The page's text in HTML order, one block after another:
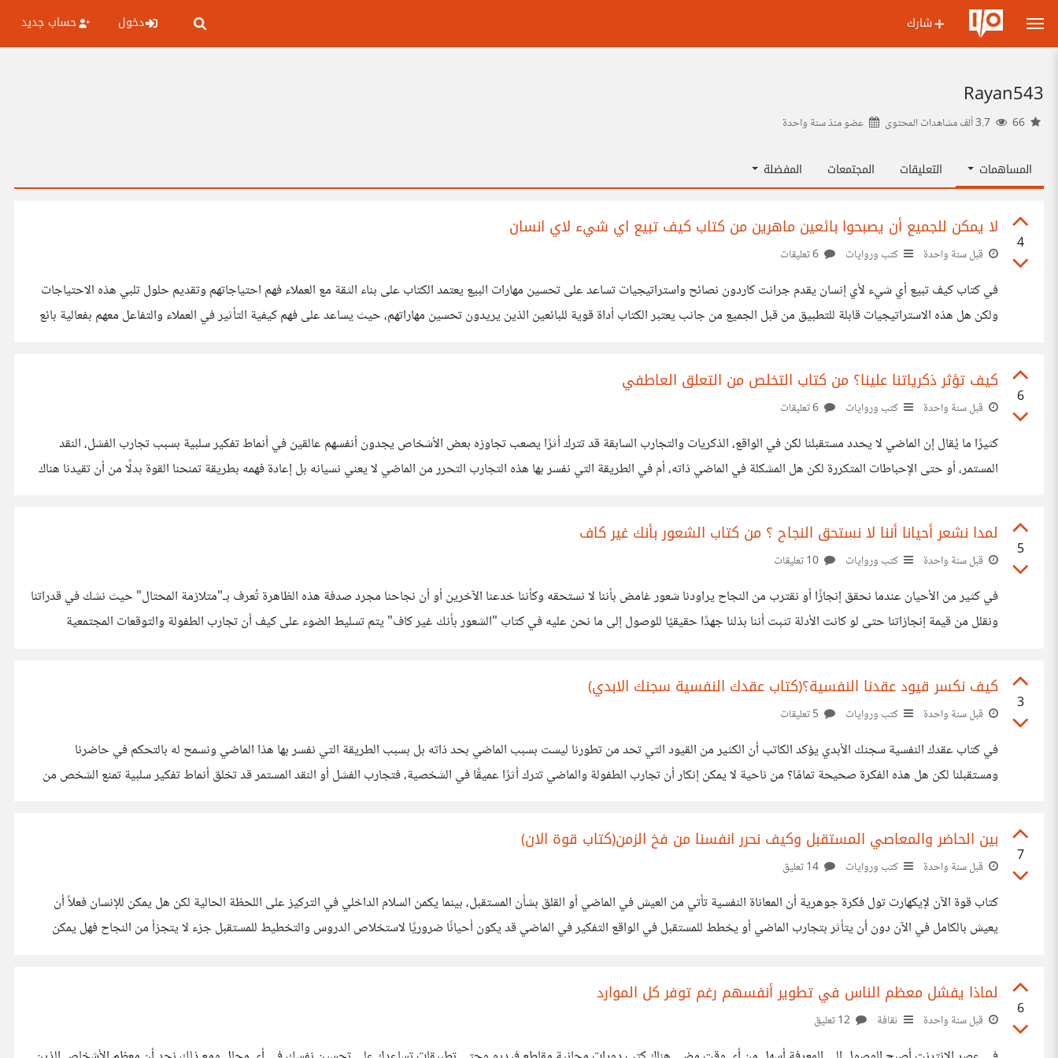
شارك دخول حساب جديد
Rayan543
عضو منذسنة واحدة
المساهمات التعليقات المجتمعات المفضلة
4
لا يمكن للجميع أن يصبحوا بائعين ماهرين من كتاب كيف تبيع اي شيء لاي انسان
قبل سنة واحدة كتب وروايات
في كتاب كيف تبيع أي شيء لأي إنسان يقدم جرانت كاردون نصائح واستراتيجيات تساعد على تحسين مهارات البيع يعتمد الكتاب على بناء الثقة مع العملاء فهم احتياجاتهم وتقديم حلول تلبي هذه الاحتياجات
ولكن هل هذه الاستراتيجيات قابلة للتطبيق من قبل الجميع من جانب يعتبر الكتاب أداة قوية للبائعين الذين يريدون تحسين مهاراتهم، حيث يساعد على فهم كيفية التأثير في العملاء والتفاعل معهم بفعالية بائع
6
كيف تؤثر ذكرياتنا علينا؟ من كتاب التخلص من التعلق العاطفي
قبل سنة واحدة كتب وروايات
كثيرًا ما يُقال إن الماضي لا يحدد مستقبلنا لكن في الواقع، الذكريات والتجارب السابقة قد تترك أثرًا يصعب تجاوزه بعض الأشخاص يجدون أنفسهم عالقين في أنماط تفكير سلبية بسبب تجارب الفشل، النقد
المستمر، أو حتى الإحباطات المتكررة لكن هل المشكلة في الماضي ذاته، أم في الطريقة التي نفسر بها هذه التجارب التحرر من الماضي لا يعني نسيانه بل إعادة فهمه بطريقة تمنحنا القوة بدلًا من أن تقيدنا هناك
5
لمدا نشعر أحيانا أننا لا نستحق النجاح ؟ من كتاب الشعور بأنك غير كاف
قبل سنة واحدة كتب وروايات
في كثير من الأحيان عندما نحقق إنجازًا أو نقترب من النجاح يراودنا شعور غامض بأننا لا نستحقه وكأننا خدعنا الآخرين أو أن نجاحنا مجرد صدفة هذه الظاهرة تُعرف بـ"متلازمة المحتال" حيث نشك في قدراتنا
ونقلل من قيمة إنجازاتنا حتى لو كانت الأدلة تثبت أننا بذلنا جهدًا حقيقيًا للوصول إلى ما نحن عليه في كتاب "الشعور بأنك غير كاف" يتم تسليط الضوء على كيف أن تجارب الطفولة والتوقعات المجتمعية
3
كيف نكسر قيود عقدنا النفسية؟(كتاب عقدك النفسية سجنك الابدي)
قبل سنة واحدة كتب وروايات
في كتاب عقدك النفسية سجنك الأبدي يؤكد الكاتب أن الكثير من القيود التي تحد من تطورنا ليست بسبب الماضي بحد ذاته بل بسبب الطريقة التي نفسر بها هذا الماضي ونسمح له بالتحكم في حاضرنا
ومستقبلنا لكن هل هذه الفكرة صحيحة تمامًا؟ من ناحية لا يمكن إنكار أن تجارب الطفولة والماضي تترك أثرًا عميقًا في الشخصية، فتجارب الفشل أو النقد المستمر قد تخلق أنماط تفكير سلبية تمنع الشخص من
7
بين الحاضر والمعاصي المستقبل وكيف نحرر انفسنا من فخ الزمن(كتاب قوة الان)
قبل سنة واحدة كتب وروايات
كتاب قوة الآن لإيكهارت تول فكرة جوهرية أن المعاناة النفسية تأتي من العيش في الماضي أو القلق بشأن المستقبل، بينما يكمن السلام الداخلي في التركيز على اللحظة الحالية لكن هل يمكن للإنسان فعلاً أن
يعيش بالكامل في الآن دون أن يتأثر بتجارب الماضي أو يخطط للمستقبل في الواقع التفكير في الماضي قد يكون أحيانًا ضروريًا لاستخلاص الدروس والتخطيط للمستقبل جزء لا يتجزأ من النجاح فهل يمكن
6
لماذا يفشل معظم الناس في تطوير أنفسهم رغم توفر كل الموارد
قبل سنة واحدة ثقافة